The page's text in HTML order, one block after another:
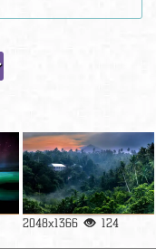
2048x1366 124